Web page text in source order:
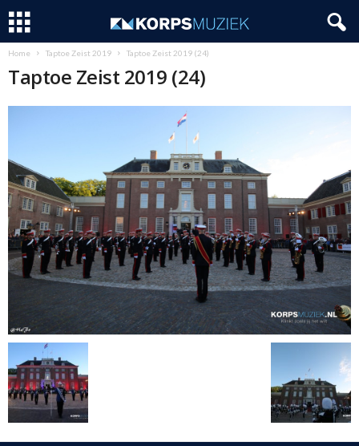
Home Taptoe Zeist 2019 Taptoe Zeist 2019 (24)
Taptoe Zeist 2019 (24)